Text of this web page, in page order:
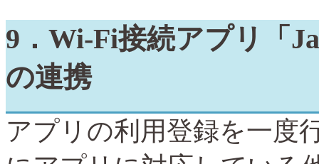
9 ． Wi-Fi接続アプリ「
の連携
アプリの利用登録を一度